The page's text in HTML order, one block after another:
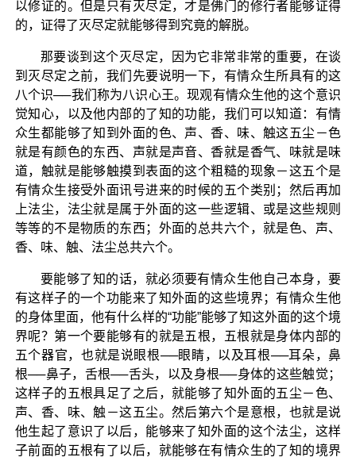
以修证的。但是只有灭尽定，才是佛门的修行者能够证得
的，证得了灭尽定就能够得到究竟的解脱。
那要谈到这个灭尽定，因为它非常非常的重要，在谈
到灭尽定之前，我们先要说明一下，有情众生所具有的这
八个识──我们称为八识心王。现观有情众生他的这个意识
觉知心，以及他内部的了知的功能，我们可以知道：有情
众生都能够了知到外面的色、声、香、味、触这五尘－色
就是有颜色的东西、声就是声音、香就是香气、味就是味
道，触就是能够触摸到表面的这个粗糙的现象－这五个是
有情众生接受外面讯号进来的时候的五个类别；然后再加
上法尘，法尘就是属于外面的这一些逻辑、或是这些规则
等等的不是物质的东西；外面的总共六个，就是色、声、
香、味、触、法尘总共六个。
要能够了知的话，就必须要有情众生他自己本身，要
有这样子的一个功能来了知外面的这些境界；有情众生他
的身体里面，他有什么样的“功能”能够了知这外面的这个境
界呢？第一个要能够有的就是五根，五根就是身体内部的
五个器官，也就是说眼根──眼睛，以及耳根──耳朵，鼻
根──鼻子，舌根──舌头，以及身根──身体的这些触觉；
这样子的五根具足了之后，就能够了知外面的五尘－色、
声、香、味、触－这五尘。然后第六个是意根，也就是说
他生起了意识了以后，能够来了知外面的这个法尘，这样
子前面的五根有了以后，就能够在有情众生的了知的境界